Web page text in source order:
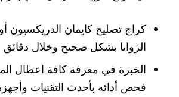
كراج تصليح كايمان الدريكسيون
الزوايا بشكل صحيح وخلال دقائق
الخبرة في معرفة كافة اعطال
فحص أدائه بأحدث التقنيات